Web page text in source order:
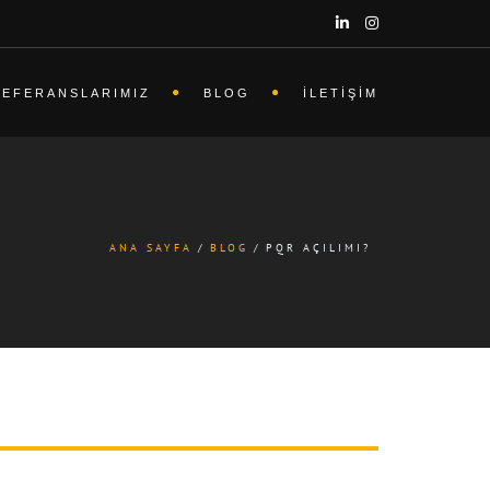
BLOG İLETIŞIM
ANA SAYFA BLOG PQR AÇILIMI?